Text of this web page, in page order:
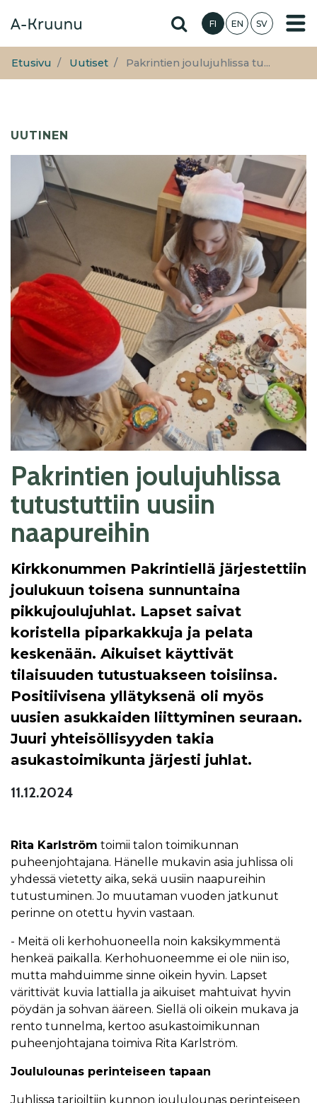
pääsisältöön
Hae sivustolta
FI EN SV
Etusivu Uutiset Pakrintien joulujuhlissa tu...
UUTINEN
Pakrintien joulujuhlissa
tutustuttiin uusiin
naapureihin
Kirkkonummen Pakrintiellä järjestettiin
joulukuun toisena sunnuntaina
pikkujoulujuhlat. Lapset saivat
koristella piparkakkuja ja pelata
keskenään. Aikuiset käyttivät
tilaisuuden tutustuakseen toisiinsa.
Positiivisena yllätyksenä oli myös
uusien asukkaiden liittyminen seuraan.
Juuri yhteisöllisyyden takia
asukastoimikunta järjesti juhlat.
11.12.2024
Rita Karlström toimii talon toimikunnan
puheenjohtajana. Hänelle mukavin asia juhlissa oli
yhdessä vietetty aika, sekä uusiin naapureihin
tutustuminen. Jo muutaman vuoden jatkunut
perinne on otettu hyvin vastaan.
- Meitä oli kerhohuoneella noin kaksikymmentä
henkeä paikalla. Kerhohuoneemme ei ole niin iso,
mutta mahduimme sinne oikein hyvin. Lapset
värittivät kuvia lattialla ja aikuiset mahtuivat hyvin
pöydän ja sohvan ääreen. Siellä oli oikein mukava ja
rento tunnelma, kertoo asukastoimikunnan
puheenjohtajana toimiva Rita Karlström.
Joululounas perinteiseen tapaan
Juhlissa tarjoiltiin kunnon joululounas perinteiseen